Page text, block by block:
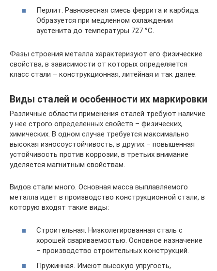
Перлит. Равновесная смесь феррита и карбида.
Образуется при медленном охлаждении
аустенита до температуры 727 °С.
Фазы строения металла характеризуют его физические
свойства, в зависимости от которых определяется
класс стали – конструкционная, литейная и так далее.
Виды сталей и особенности их маркировки
Различные области применения сталей требуют наличие
у нее строго определенных свойств – физических,
химических. В одном случае требуется максимально
высокая износоустойчивость, в других – повышенная
устойчивость против коррозии, в третьих внимание
уделяется магнитным свойствам.
Видов стали много. Основная масса выплавляемого
металла идет в производство конструкционной стали, в
которую входят такие виды:
Строительная. Низколегированная сталь с
хорошей свариваемостью. Основное назначение
– производство строительных конструкций.
Пружинная. Имеют высокую упругость,